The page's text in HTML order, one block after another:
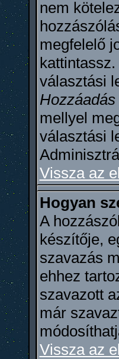
nem
megfelelő
választási
Hozzáadás
mellyel
választási
Vissza az
Hogyan
A
készítője,
szavazás
ehhez
szavazott
már
Vissza az